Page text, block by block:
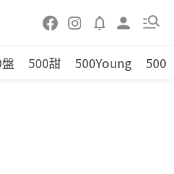
500甜 500Young 500